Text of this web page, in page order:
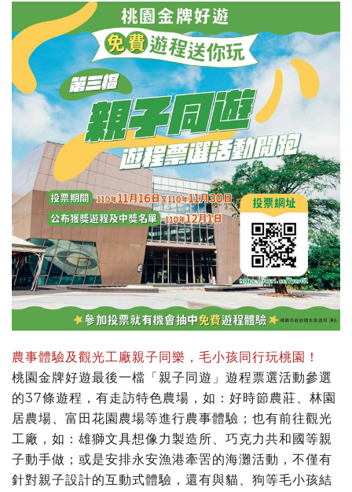
農事體驗及觀光工廠親子同樂，毛小孩同行玩桃園！
桃園金牌好遊最後一檔「親子同遊」遊程票選活動參選
的37條遊程，有走訪特色農場，如：好時節農莊、林園
居農場、富田花園農場等進行農事體驗；也有前往觀光
工廠，如：雄獅文具想像力製造所、巧克力共和國等親
子動手做；或是安排永安漁港牽罟的海灘活動，不僅有
針對親子設計的互動式體驗，還有與貓、狗等毛小孩結